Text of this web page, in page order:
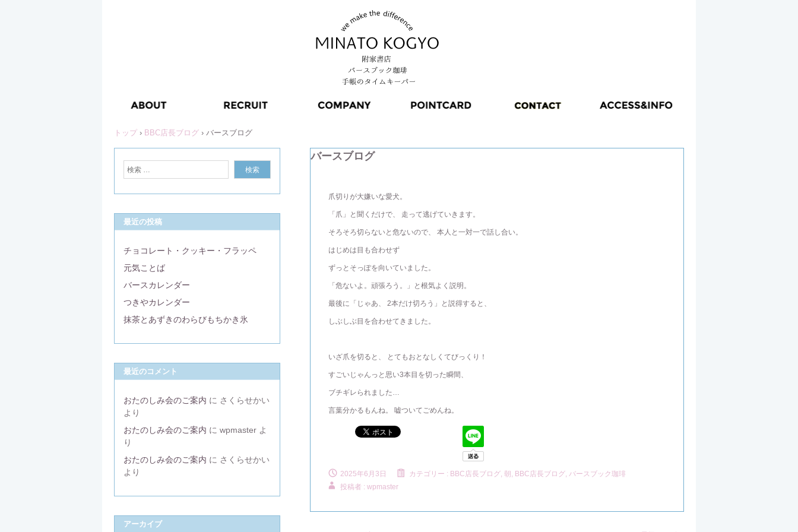
トップ › BBC店長ブログ › バースブログ
バースブログ
爪切りが大嫌いな愛犬。
「爪」と聞くだけで、 走って逃げていきます。
そろそろ切らないと危ないので、 本人と一対一で話し合い。
はじめは目も合わせず
ずっとそっぽを向いていました。
「危ないよ。頑張ろう。」と根気よく説明。
最後に「じゃあ、 2本だけ切ろう」と説得すると、
しぶしぶ目を合わせてきました。
いざ爪を切ると、 とてもおとなしくてびっくり！
すごいじゃんっと思い3本目を切った瞬間、
ブチギレられました…
言葉分かるもんね。 嘘ついてごめんね。
2025年6月3日 カテゴリー : BBC店長ブログ 朝, BBC店長ブログ バースブック珈琲
投稿者 : wpmaster
最近の投稿
チョコレート・クッキー・フラッペ
元気ことば
バースカレンダー
つきやカレンダー
抹茶とあずきのわらびもちかき氷
最近のコメント
おたのしみ会のご案内 に さくらせかい
より
おたのしみ会のご案内 に wpmaster よ
り
おたのしみ会のご案内 に さくらせかい
より
アーカイブ